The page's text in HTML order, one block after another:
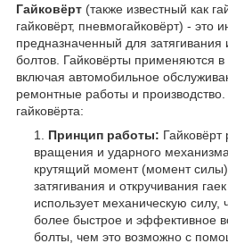
Гайковёрт (также известный как
гайковёрт, пневмогайковёрт) - это
предназначенный для затягивания
болтов. Гайковёрты применяются в
включая автомобильное
ремонтные работы и
гайковёрта:
Принцип работы: Гайковёрт
вращения и ударного
крутящий момент (момент
затягивания и откручивания
использует механическую силу,
более быстрое и эффективное
болты, чем это возможно с